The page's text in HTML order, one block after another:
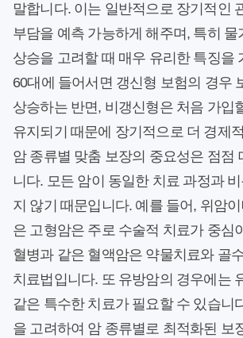
말합니다. 이는 일반적으로 장기적인
부담을 예측 가능하게 해주며, 특히 물
상승을 고려할 때 매우 유리한 특징을
60대에 들어서면 갱신형 보험의 경우
상승하는 반면, 비갱신형은 처음 가입
유지되기 때문에 장기적으로 더 경제
암 종류별 맞춤 보장의 중요성은 점점
니다. 모든 암이 동일한 치료 과정과
지 않기 때문입니다. 예를 들어, 위암
은 고형암은 주로 수술적 치료가 중심
혈병과 같은 혈액암은 약물치료와 골
치료법입니다. 또 유방암의 경우에는
같은 특수한 치료가 필요할 수 있습니
을 고려하여 암 종류별로 최적화된 보